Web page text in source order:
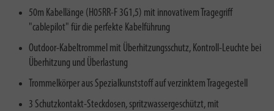
50m Kabellänge (H05RR-F 3G1,5) mit innovativem Tragegriff
"cablepilot" für die perfekte Kabelführung
Outdoor-Kabeltrommel mit Überhitzungsschutz, Kontroll-Leuchte bei
Überhitzung und Überlastung
Trommelkörper aus Spezialkunststoff auf verzinktem Tragegestell
3 Schutzkontakt-Steckdosen, spritzwassergeschützt, mit